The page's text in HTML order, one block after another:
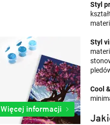
Więcej informacji
Styl
Styl
Cool